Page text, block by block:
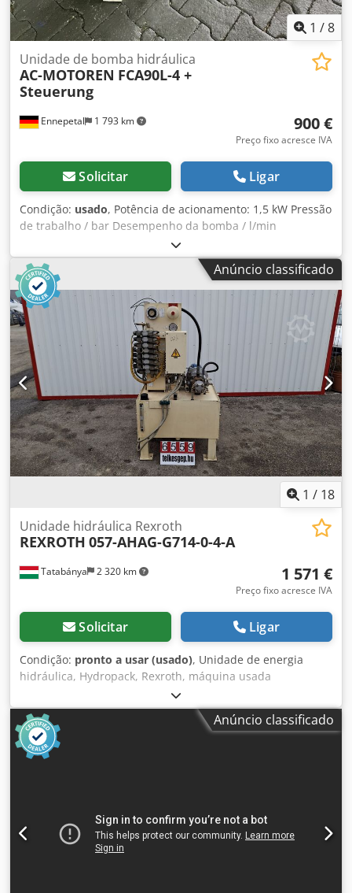
1 /8
Ennepetal 1 793 km
Unidade de bomba hidráulica
AC-MOTOREN FCA90L-4 +
Steuerung
900 €
Preço fixo acresce IVA
Solicitar Ligar
Condição: usado, Potência de acionamento: 1,5 kW Pressão
de trabalho / bar Desempenho da bomba / l/min
Fabricante: AC-Motoren Tipo: FCA 0L-4 Potência: 1,5 kW -
1,8 kW Csdpozcgg Iofx Aamoha Rotações: 1400 rpm - 1680
rpm Volume do tanque: aprox. 14 litrosAnúncio classificado
1 / 18
Tatabánya 2 320 km
Unidade hidráulica Rexroth
REXROTH 057-AHAG-G714-0-4-A
1 571 €
Preço fixo acresce IVA
Solicitar Ligar
Condição: pronto a usar (usado), Unidade de energia
hidráulica, Hydropack, Rexroth, máquina usada
Fabricante: Rexroth Chsdpfjv Dgtmex Aamea Tipo: 057-
AHAG-G714-0-4-A Dimensões: 870 x 750 x 1570 mm
Capacidade do tanque: 160 litros Tipo de bomba: Rexroth
PV7-1A/16, 160 bar Dados elétricos: Motor ABB 380-
420/220-240 V; 50 Hz; 1,2/2,1 A Número de válvulas: 14
Anúncio classificado